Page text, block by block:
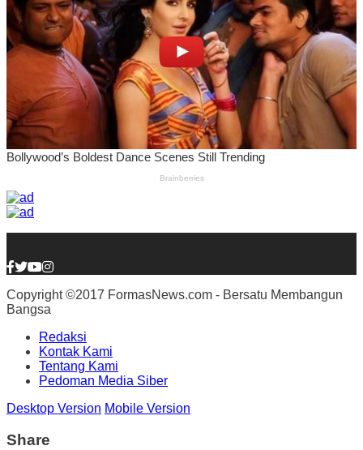
Copyright ©2017 FormasNews.com - Bersatu Membangun
Bangsa
Redaksi
Kontak Kami
Tentang Kami
Pedoman Media Siber
Desktop Version Mobile Version
Share